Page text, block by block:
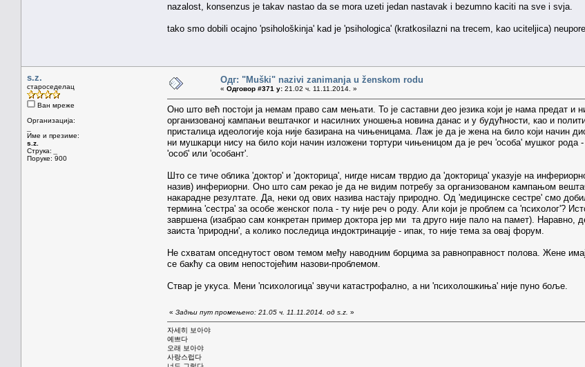
nazalost, konsenzus je takav nastao da se mora uzeti jedan nastavak i bezumno kaciti na sve i svja.
tako smo dobili ocajno 'psihološkinja' kad je 'psihologica' (kratkosilazni na trecem, kao uciteljica)
s.z.
староседелац
Ван мреже
Организација:
Име и презиме:
s.z.
Струка:
Поруке: 900
Одг: "Muški" nazivi zanimanja u ženskom rodu
« Одговор #371 у: 21.02 ч. 11.11.2014. »
Оно што већ постоји ја немам право сам мењати. То је саставни део језика који је нама предат и
организованој кампањи вештачког и насилних уношења новина данас и у будућности, као и
присталица идеологије која није базирана на чињеницама. Лаж је да је жена на било који
ни мушкарци нису на било који начин изложени тортури чињеницом да је реч 'особа' мушког
'особ' или 'особант'.
Што се тиче облика 'доктор' и 'докторица', нигде нисам тврдио да 'докторица' указује на
назив) инфериорни. Оно што сам рекао је да не видим потребу за организованом кампањом
накарадне резултате. Да, неки од ових назива настају природно. Од 'медицинске сестре' смо
термина 'сестра' за особе женског пола - ту није реч о роду. Али који је проблем са 'психолог'?
завршена (изабрао сам конкретан пример доктора јер ми та друго није пало на памет). Наравно,
заиста 'природни', а колико последица индоктринације - ипак, то није тема за овај форум.
Не схватам опседнутост овом темом међу наводним борцима за равноправност полова. Жене
се бакћу са овим непостојећим назови-проблемом.
Ствар је укуса. Мени 'психологица' звучи катастрофално, а ни 'психолошкиња' није пуно боље.
« Задњи пут промењено: 21.05 ч. 11.11.2014. од s.z. »
자세히 보아야
예쁘다
오래 보아야
사랑스럽다